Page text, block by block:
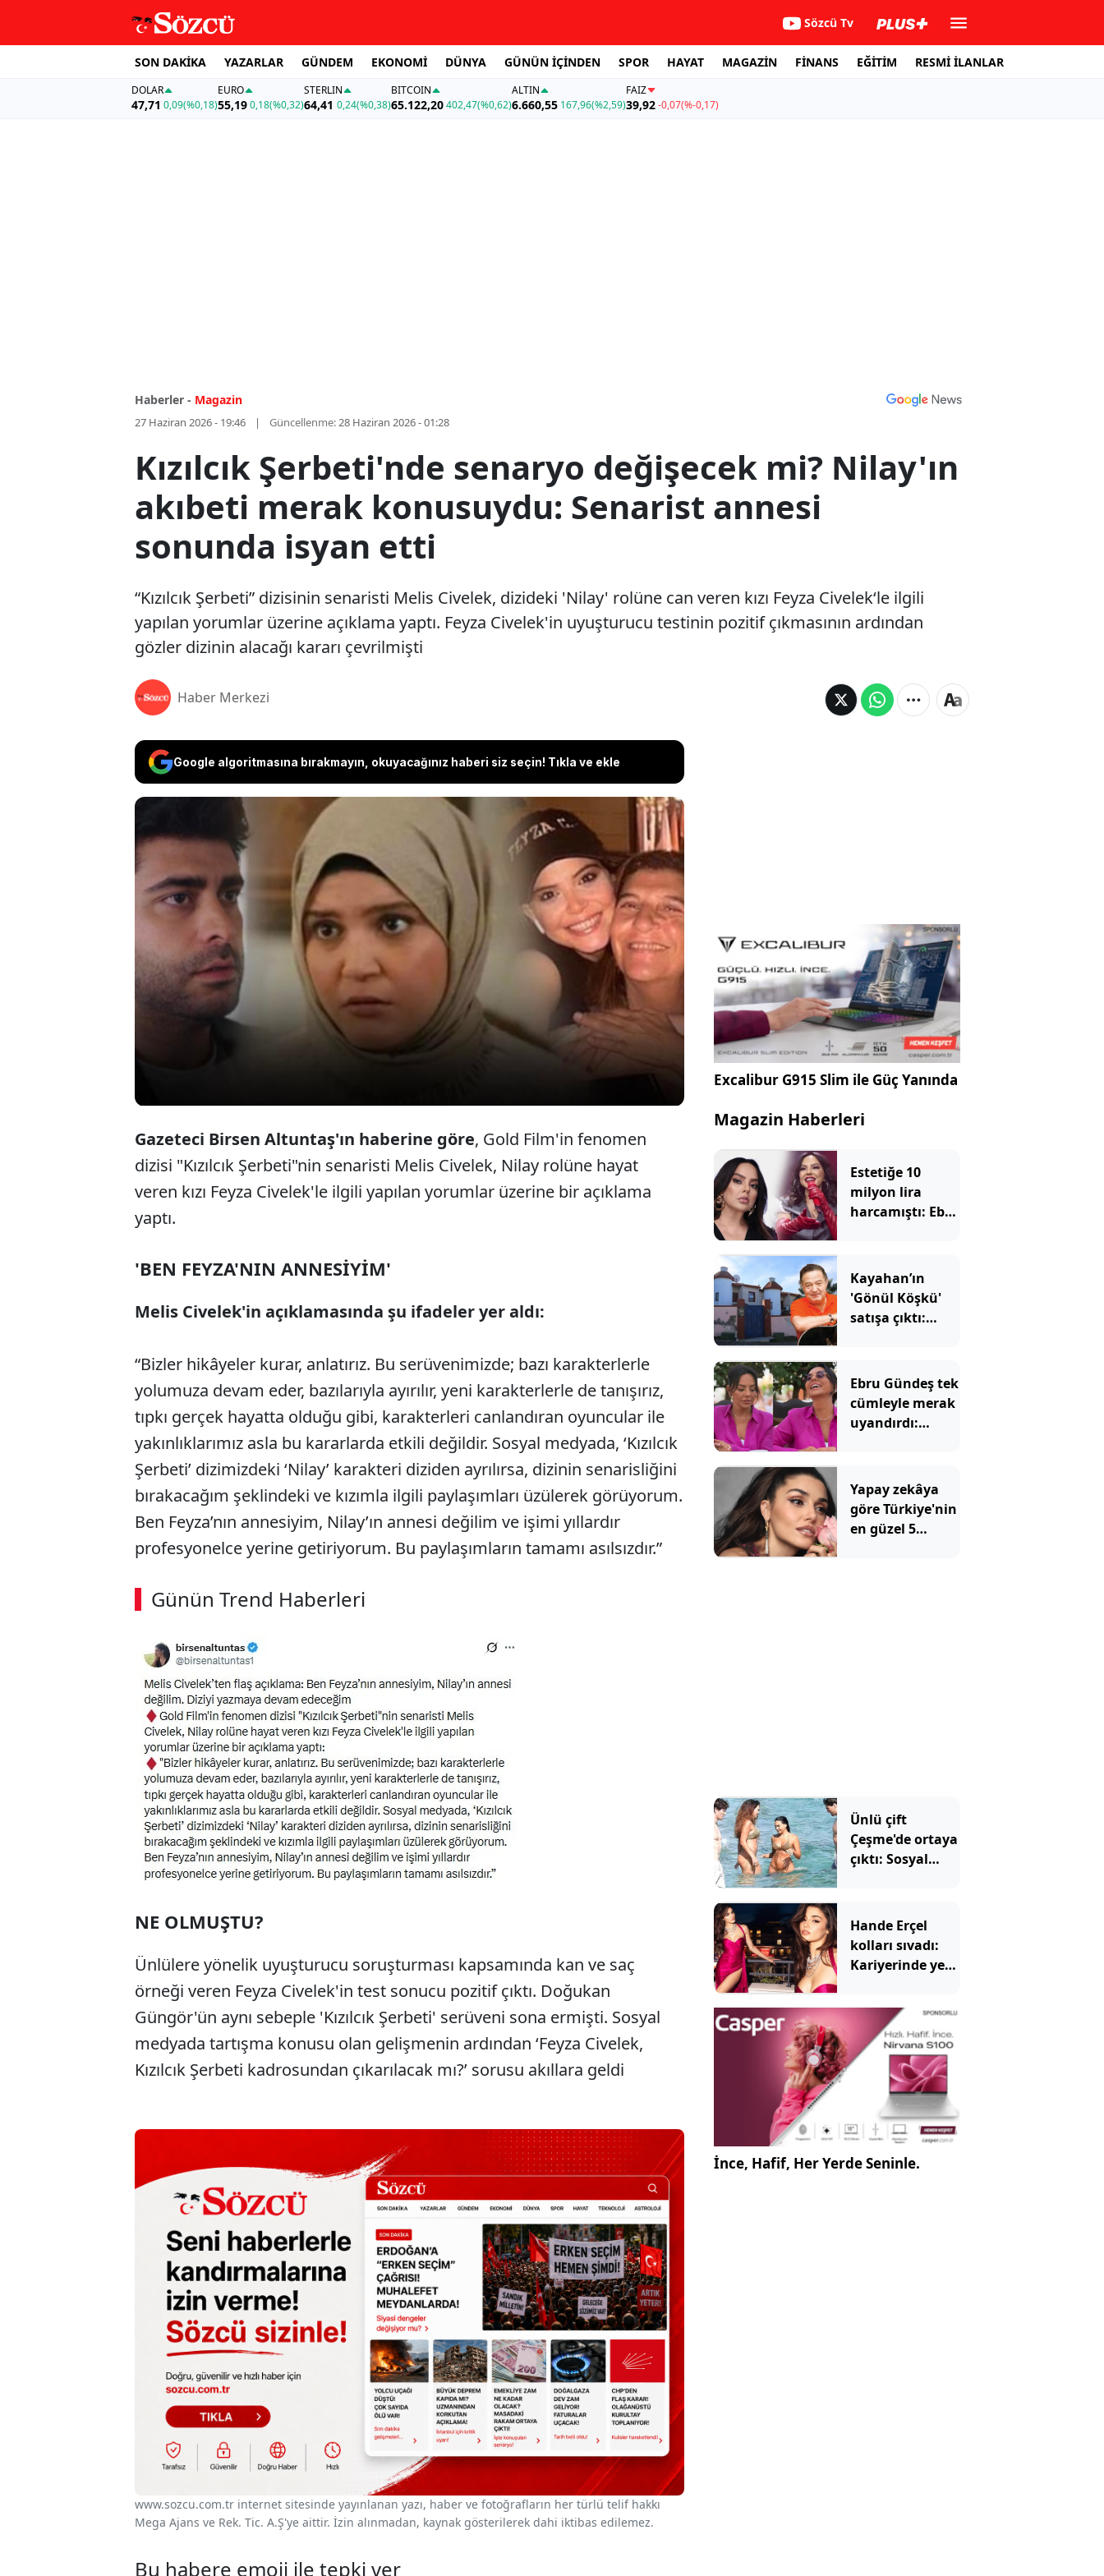
Sözcü Tv
SON DAKİKA YAZARLAR GÜNDEM EKONOMİ DÜNYA GÜNÜN İÇİNDEN SPOR HAYAT MAGAZİN FİNANS EĞİTİM RESMİ İLANLAR
DOLAR
47,71 0,09(%0,18)
EURO
55,19 0,18(%0,32)
STERLIN
64,41 0,24(%0,38)
BITCOIN
65.122,20402,47(%0,62)
ALTIN
6.660,55 167,96(%2,59)
FAİZ
39,92-0,07(%-0,17)
Haberler - Magazin
27 Haziran 2026 - 19:46 Güncellenme:28 Haziran 2026 - 01:28
Kızılcık Şerbeti'nde senaryo değişecek mi? Nilay'ın
akıbeti merak konusuydu: Senarist annesi
sonunda isyan etti
“Kızılcık Şerbeti” dizisinin senaristi Melis Civelek, dizideki 'Nilay' rolüne can veren kızı Feyza Civelek‘le ilgili
yapılan yorumlar üzerine açıklama yaptı. Feyza Civelek'in uyuşturucu testinin pozitif çıkmasının ardından
gözler dizinin alacağı kararı çevrilmişti
Haber Merkezi
Google algoritmasına bırakmayın, okuyacağınız haberi siz seçin! Tıkla ve ekle
“Kızılcık Şerbeti” dizisinin senaristi Melis Civelek, dizideki 'Nilay'
rolüne can veren kızı Feyza Civelek‘le ilgili yapılan yorumlar
üzerine açıklama yaptı. Feyza Civelek'in uyuşturucu testinin
pozitif çıkmasının ardından gözler dizinin alacağı kararı
çevrilmişti
Gazeteci Birsen Altuntaş'ın haberine göre, Gold Film'in fenomen
dizisi "Kızılcık Şerbeti"nin senaristi Melis Civelek, Nilay rolüne hayat
veren kızı Feyza Civelek'le ilgili yapılan yorumlar üzerine bir açıklama
yaptı.
'BEN FEYZA'NIN ANNESİYİM'
Melis Civelek'in açıklamasında şu ifadeler yer aldı:
“Bizler hikâyeler kurar, anlatırız. Bu serüvenimizde; bazı karakterlerle
yolumuza devam eder, bazılarıyla ayırılır, yeni karakterlerle de tanışırız,
tıpkı gerçek hayatta olduğu gibi, karakterleri canlandıran oyuncular ile
yakınlıklarımız asla bu kararlarda etkili değildir. Sosyal medyada, ‘Kızılcık
Şerbeti’ dizimizdeki ‘Nilay’ karakteri diziden ayrılırsa, dizinin senarisliğini
bırakacağım şeklindeki ve kızımla ilgili paylaşımları üzülerek görüyorum.
Ben Feyza’nın annesiyim, Nilay’ın annesi değilim ve işimi yıllardır
profesyonelce yerine getiriyorum. Bu paylaşımların tamamı asılsızdır.”
Günün Trend Haberleri
NE OLMUŞTU?
Ünlülere yönelik uyuşturucu soruşturması kapsamında kan ve saç
örneği veren Feyza Civelek'in test sonucu pozitif çıktı. Doğukan
Güngör'ün aynı sebeple 'Kızılcık Şerbeti' serüveni sona ermişti. Sosyal
medyada tartışma konusu olan gelişmenin ardından ‘Feyza Civelek,
Kızılcık Şerbeti kadrosundan çıkarılacak mı?’ sorusu akıllara geldi
www.sozcu.com.tr internet sitesinde yayınlanan yazı, haber ve fotoğrafların her türlü telif hakkı
Mega Ajans ve Rek. Tic. A.Ş'ye aittir. İzin alınmadan, kaynak gösterilerek dahi iktibas edilemez.
Bu habere emoji ile tepki ver
Excalibur G915 Slim ile Güç Yanında
Magazin Haberleri
Estetiğe 10
milyon lira
harcamıştı: Ebru
şaşırttı
Kayahan’ın
'Gönül Köşkü'
satışa çıktı:
rakam
Ebru Gündeş tek
cümleyle merak
uyandırdı:
tutuldu
Yapay zekâya
göre Türkiye'nin
en güzel 5
Ünlü çift
Çeşme'de ortaya
çıktı: Sosyal
konuşuyor
Hande Erçel
kolları sıvadı:
Kariyerinde yeni
İnce, Hafif, Her Yerde Seninle.